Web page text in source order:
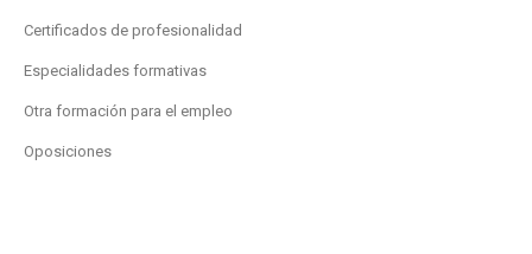
Certificados de profesionalidad
Especialidades formativas
Otra formación para el empleo
Oposiciones